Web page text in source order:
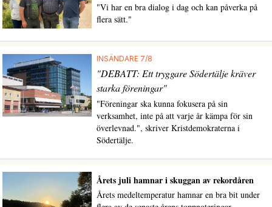
"Vi har en bra dialog i dag och kan påverka på
flera sätt."
INSÄNDARE 7/8
"DEBATT: Ett tryggare Södertälje kräver
starka föreningar"
"Föreningar ska kunna fokusera på sin
verksamhet, inte på att varje år kämpa för sin
överlevnad.", skriver Kristdemokraterna i
Södertälje.
Årets juli hamnar i skuggan av rekordåren
Årets medeltemperatur hamnar en bra bit under